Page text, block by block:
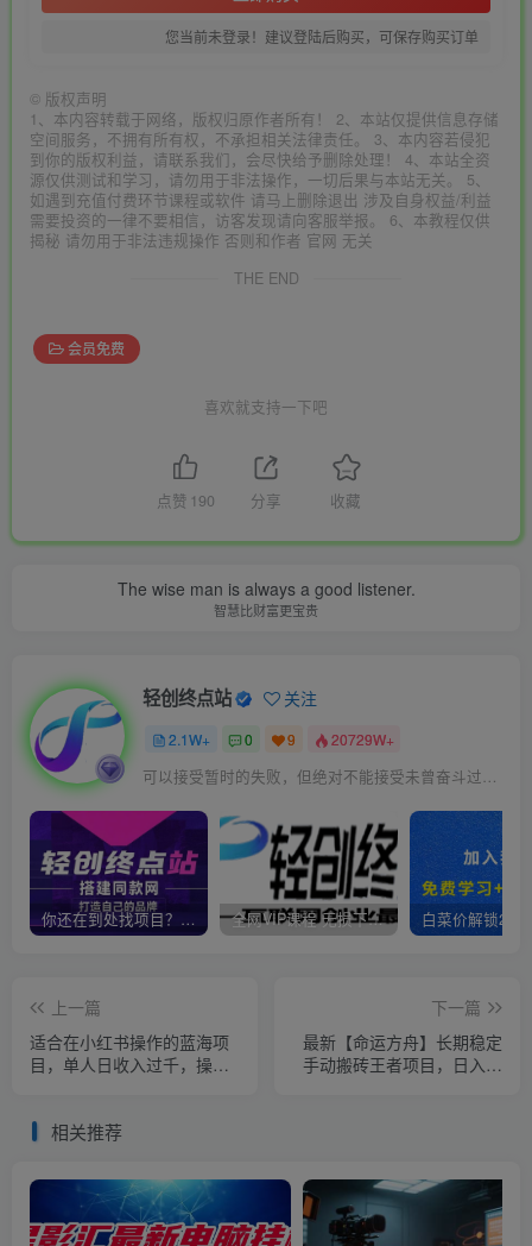
您当前未登录！建议登陆后购买，可保存购买订单
© 版权声明
1、本内容转载于网络，版权归原作者所有！ 2、本站仅提供信息存储
空间服务，不拥有所有权，不承担相关法律责任。 3、本内容若侵犯
到你的版权利益，请联系我们，会尽快给予删除处理！ 4、本站全资
源仅供测试和学习，请勿用于非法操作，一切后果与本站无关。 5、
如遇到充值付费环节课程或软件 请马上删除退出 涉及自身权益/利益
需要投资的一律不要相信，访客发现请向客服举报。 6、本教程仅供
揭秘 请勿用于非法违规操作 否则和作者 官网 无关
THE END
会员免费
喜欢就支持一下吧
点赞 190 分享 收藏
The wise man is always a good listener.
智慧比财富更宝贵
轻创终点站 关注
2.1W+ 0 9 20729W+
可以接受暂时的失败，但绝对不能接受未曾奋斗过的自己
你还在到处找项目？还在当韭菜？我靠卖项目一个月收入5万+，曾经我也是个失败者。 全网VIP课程 无损下载~
上一篇
适合在小红书操作的蓝海项
目，单人日收入过千，操作
下一篇
最新【命运方舟】长期稳定
手动搬砖王者项目，日入过
相关推荐